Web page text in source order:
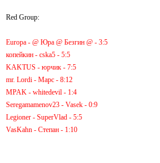
Red Group:
Europa - @ Юра @ Безгин @ - 3:5
копейкин - cska5 - 5:5
KAKTUS - юрчик - 7:5
mr. Lordi - Марс - 8:12
MPAK - whitedevil - 1:4
Seregamamenov23 - Vasek - 0:9
Legioner - SuperVlad - 5:5
VasKahn - Степан - 1:10